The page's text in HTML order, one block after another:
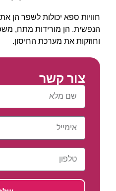
צור קשר
חוויות ספא יכולות לשפר הן
הנפשית. הן מורידות מתח,
וחוזקות את מערכת החיסון.